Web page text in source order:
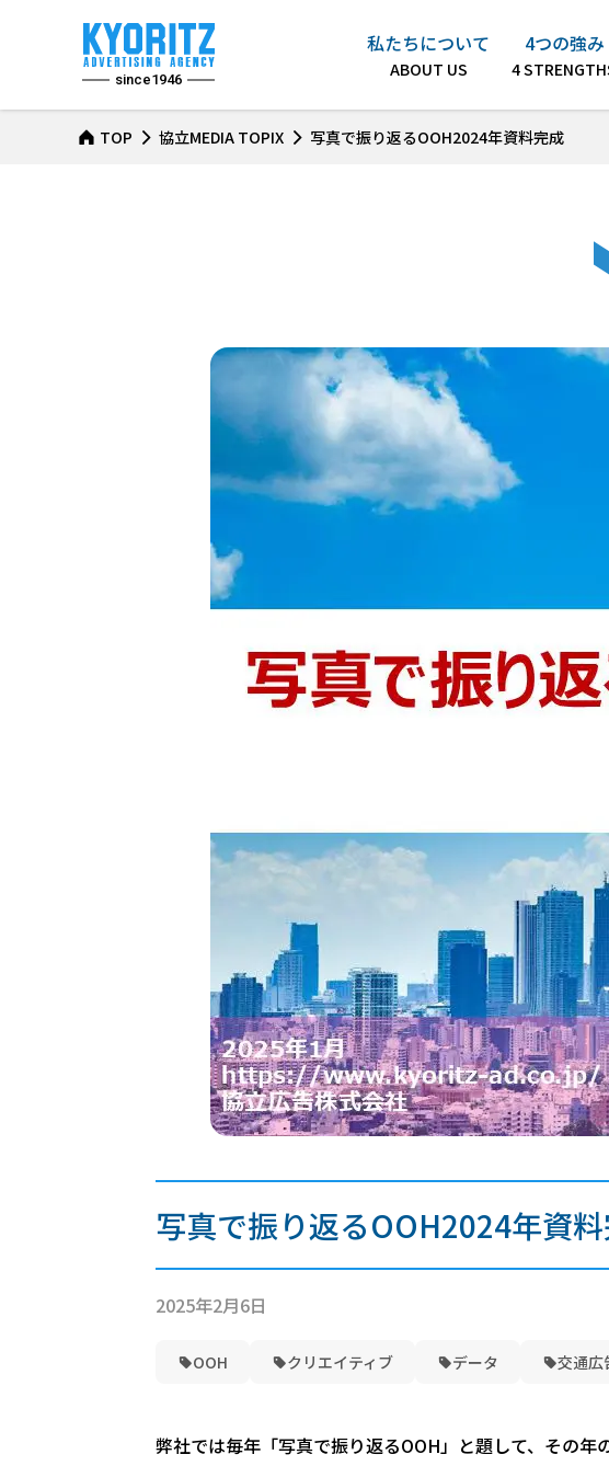
since1946
私たちについて 4つの強み
TOP 協立MEDIA TOPIX 写真で振り返るOOH2024年資料完成
写真で振り返るOOH2024年資
2025年2月6日
OOH クリエイティブ データ 交通広
弊社では毎年「写真で振り返るOOH」と題して、その